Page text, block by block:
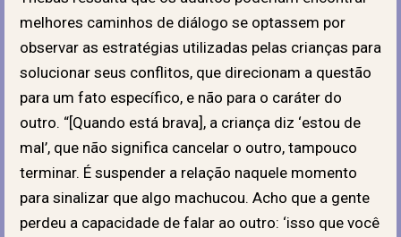
melhores caminhos de diálogo se optassem por
observar as estratégias utilizadas pelas crianças para
solucionar seus conflitos, que direcionam a questão
para um fato específico, e não para o caráter do
outro. “[Quando está brava], a criança diz ‘estou de
mal’, que não significa cancelar o outro, tampouco
terminar. É suspender a relação naquele momento
para sinalizar que algo machucou. Acho que a gente
perdeu a capacidade de falar ao outro: ‘isso que você